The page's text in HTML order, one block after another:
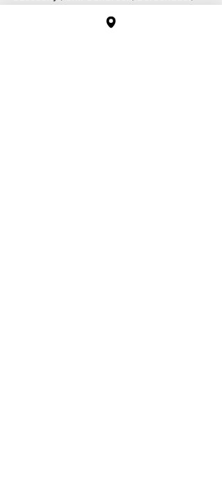
Mohammed, M. Scheibe, J. Dümer,
Reinemann, Powierski